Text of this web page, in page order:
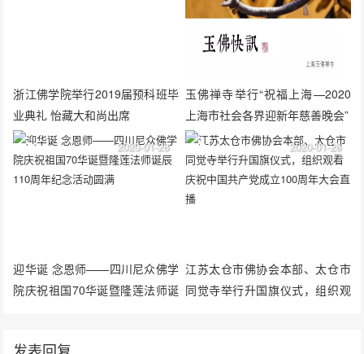
浙江佛学院举行2019届预科班毕
业典礼 怡藏大和尚出席
玉佛禅寺举行“祝福上海—2020
上海市社会各界迎新年慈善晚会”
迎华诞 念恩师——四川尼众佛学
院庆祝祖国70华诞暨隆莲法师诞
2020-01-28
江苏太仓市佛协会本部、太仓市
同觉寺举行升国旗仪式，组织观
2020-01-28